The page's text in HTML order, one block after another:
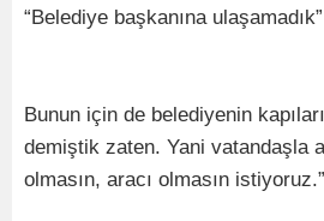
“Belediye başkanına
Bunun için de belediyenin
demiştik zaten. Yani vatandaşla
olmasın, aracı olmasın